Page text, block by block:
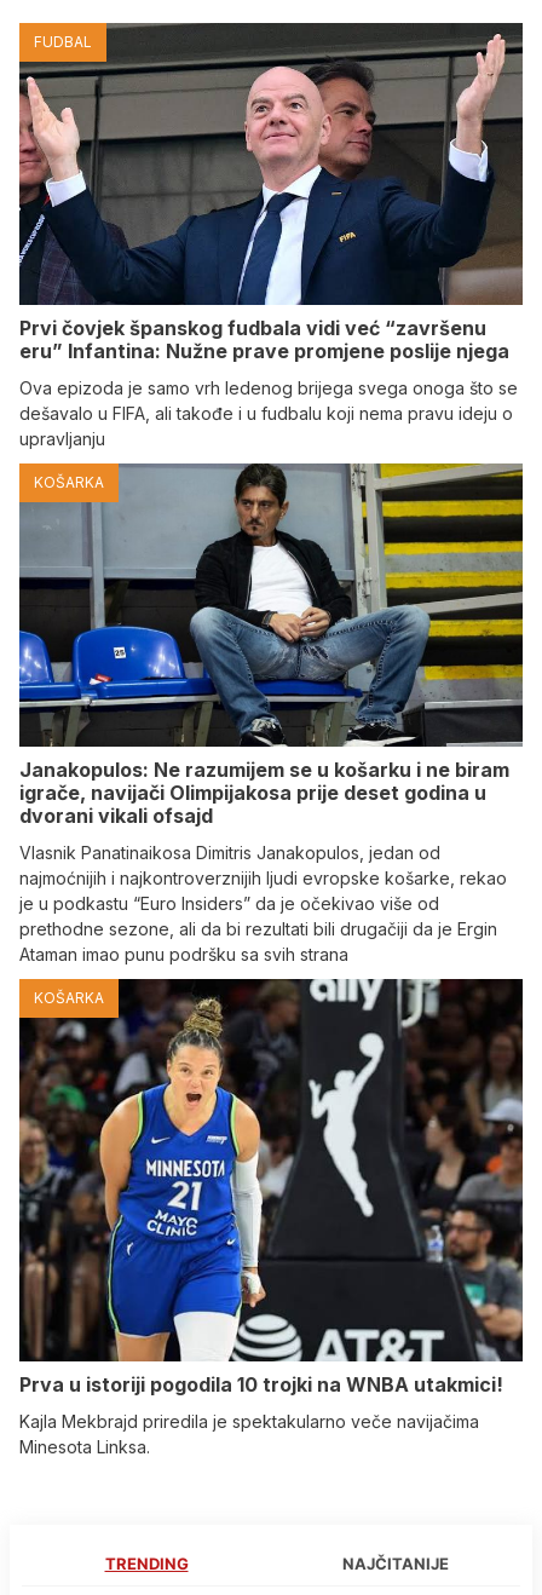
FUDBAL
Prvi čovjek španskog fudbala vidi već “završenu
eru” Infantina: Nužne prave promjene poslije njega
Ova epizoda je samo vrh ledenog brijega svega onoga što se
dešavalo u FIFA, ali takođe i u fudbalu koji nema pravu ideju o
upravljanju
KOŠARKA
Janakopulos: Ne razumijem se u košarku i ne biram
igrače, navijači Olimpijakosa prije deset godina u
dvorani vikali ofsajd
Vlasnik Panatinaikosa Dimitris Janakopulos, jedan od
najmoćnijih i najkontroverznijih ljudi evropske košarke, rekao
je u podkastu “Euro Insiders” da je očekivao više od
prethodne sezone, ali da bi rezultati bili drugačiji da je Ergin
Ataman imao punu podršku sa svih strana
KOŠARKA
Prva u istoriji pogodila 10 trojki na WNBA utakmici!
Kajla Mekbrajd priredila je spektakularno veče navijačima
Minesota Linksa.
TRENDING NAJČITANIJE